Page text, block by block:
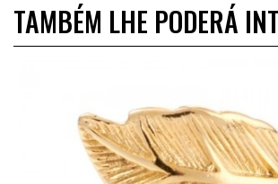
TAMBÉM LHE PODERÁ